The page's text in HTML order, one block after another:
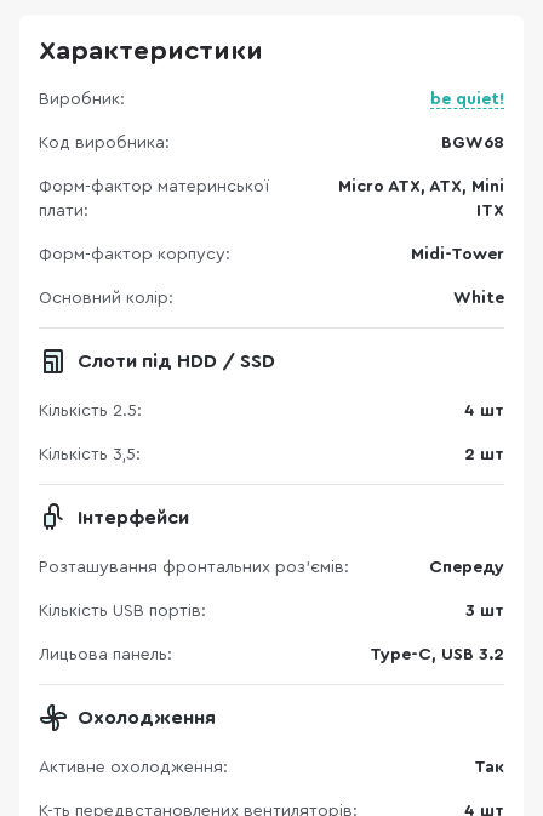
Характеристики
Виробник: be quiet!
Код виробника: BGW68
Форм-фактор материнської
плати:
Micro ATX, ATX, Mini
ITX
Форм-фактор корпусу: Midi-Tower
Основний колір: White
Слоти під HDD / SSD
Кількість 2.5: 4 шт
Кількість 3,5: 2 шт
Інтерфейси
Розташування фронтальних роз'ємів: Спереду
Кількість USB портів: 3 шт
Лицьова панель: Type-C, USB 3.2
Охолодження
Активне охолодження: Так
К-ть передвстановлених вентиляторів: 4 шт